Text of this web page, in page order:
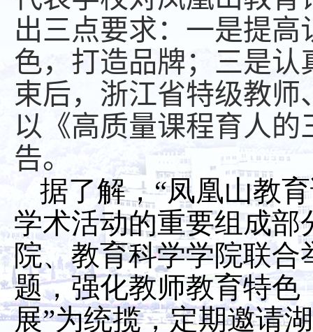
出三点要求：一是提
色，打造品牌；三是
束后，浙江省特级教
以《高质量课程育人
告。
据了解，“凤凰山教
学术活动的重要组成
院、教育科学学院联合
题，强化教师教育特
展”为统揽，定期邀请